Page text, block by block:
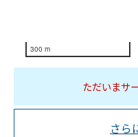
300 m
ただいまサ
さら